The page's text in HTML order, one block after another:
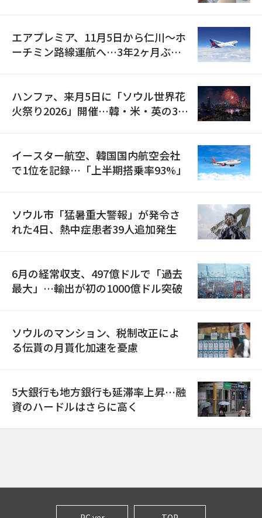
エアプレミア、11月5日から仁川〜ホ
ーチミン路線運航へ…3年2ヶ月ぶり
ハンファ、来月5日に「ソウル世界花
火祭り2026」開催…韓・米・英の3カ
イースター航空、韓国国内航空会社
で1位を記録…「上半期搭乗率93%」
ソウル市「猛暑重大警報」が発令さ
れた4日、熱中症患者39人追加発生
6月の経常収支、497億ドルで「過去
最大」…輸出が初の1000億ドル突破
ソウルのマンション、税制改正によ
る伝貰の月貰化加速を憂慮
5大銀行も地方銀行も延滞率上昇…融
資のハードルはさらに高く